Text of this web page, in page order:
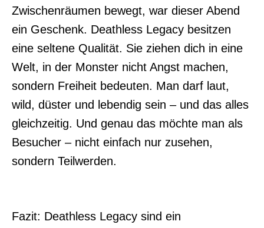
Zwischenräumen bewegt, war dieser Abend
ein Geschenk. Deathless Legacy besitzen
eine seltene Qualität. Sie ziehen dich in eine
Welt, in der Monster nicht Angst machen,
sondern Freiheit bedeuten. Man darf laut,
wild, düster und lebendig sein – und das alles
gleichzeitig. Und genau das möchte man als
Besucher – nicht einfach nur zusehen,
sondern Teilwerden.
Fazit: Deathless Legacy sind ein